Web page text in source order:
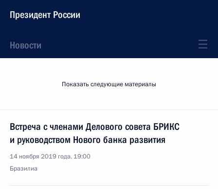
Президент России
Новости
Показать следующие материалы
Встреча с членами Делового совета БРИКС
и руководством Нового банка развития
14 ноября 2019 года, 19:00
Бразилиа